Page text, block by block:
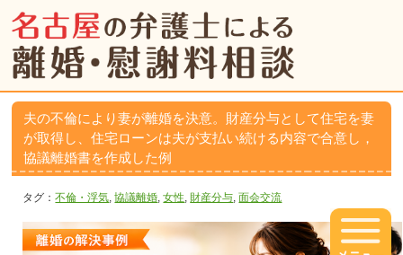
夫の不倫により妻が離婚を決意。財産分与として住宅を妻
が取得し、住宅ローンは夫が支払い続ける内容で合意し，
協議離婚書を作成した例
タグ：不倫・浮気 ,協議離婚 ,女性 財産分与 ,面会交流